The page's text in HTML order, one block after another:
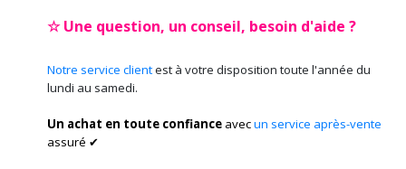
☆ Une question, un conseil, besoin d'aide ?
Notre service clientest à votre disposition toute l'année du
lundi au samedi.
Un achat en toute confiance avecun service après-vente
assuré ✔